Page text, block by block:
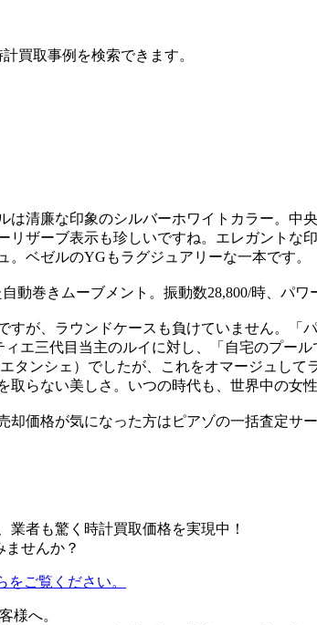
買取事例を検索できます。
清廉な印象のシルバーホワイトカラー。中
ザーブ表示も珍しいですね。エレガントな
ベゼルのYGもラグジュアリーな一本です。
動巻きムーブメント。振動数28,800/時、パワ
が、ラウンドケースも負けていません。「
エ三代目当主のルイに対し、「自宅のプー
ンシェ）でしたが、これをオマージュして
らない美しさ。いつの時代も、世界中の女
価格が気になった方はピアゾの一括査定サ
者も驚く時計買取価格を実現中！
ませんか？
をご覧ください。
様へ。